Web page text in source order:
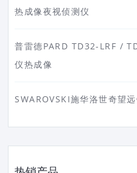
热成像夜视侦测仪
普雷德PARD TD32-LRF /
仪热成像
SWAROVSKI施华洛世奇